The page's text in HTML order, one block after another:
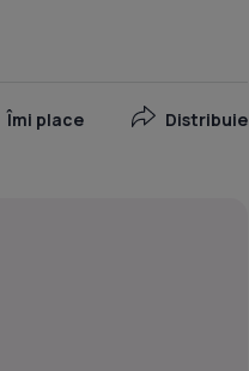
Îmi place Distribuie